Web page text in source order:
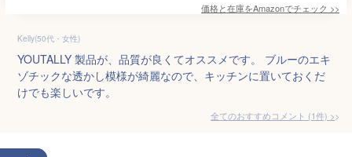
価格と在庫をAmazonでチェック >>
Kelly(50代・女性)
YOUTALLY 製品が、品質が良くてオススメです。 ブルーのエキ
ゾチックな透かし模様が綺麗なので、キッチンに置いておくだ
けでも楽しいです。
全てのおすすめコメント (1件) >